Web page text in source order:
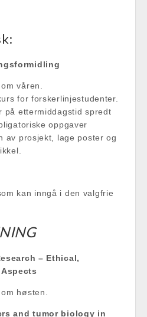
våren.
for forskerlinjestudenter.
på ettermiddagstid spredt
oppgaver
av prosjekt, lage poster og
kan inngå i den valgfrie
– Ethical,
høsten.
and tumor biology in